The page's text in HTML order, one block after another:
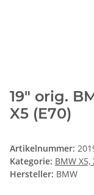
19" orig.
X5 (E70)
Artikelnummer:
Kategorie: BMW X5,
Hersteller: BMW